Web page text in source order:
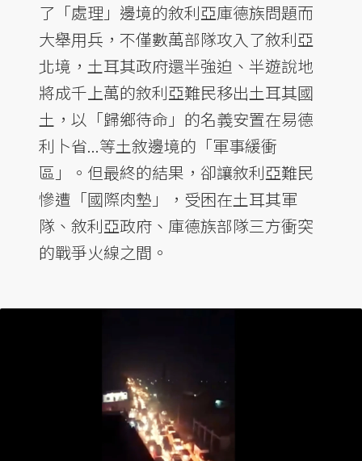
了「處理」邊境的敘利亞庫德族問題而
大舉用兵，不僅數萬部隊攻入了敘利亞
北境，土耳其政府還半強迫、半遊說地
將成千上萬的敘利亞難民移出土耳其國
土，以「歸鄉待命」的名義安置在易德
利卜省...等土敘邊境的「軍事緩衝
區」。但最終的結果，卻讓敘利亞難民
慘遭「國際肉墊」，受困在土耳其軍
隊、敘利亞政府、庫德族部隊三方衝突
的戰爭火線之間。